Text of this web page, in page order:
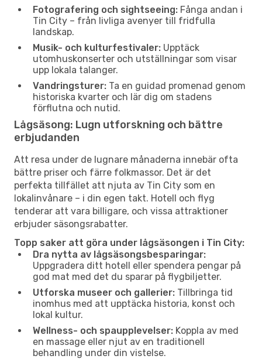
Fotografering och sightseeing: Fånga andan i
Tin City – från livliga avenyer till fridfulla
landskap.
Musik- och kulturfestivaler: Upptäck
utomhuskonserter och utställningar som visar
upp lokala talanger.
Vandringsturer: Ta en guidad promenad genom
historiska kvarter och lär dig om stadens
förflutna och nutid.
Lågsäsong: Lugn utforskning och bättre
erbjudanden
Att resa under de lugnare månaderna innebär ofta
bättre priser och färre folkmassor. Det är det
perfekta tillfället att njuta av Tin City som en
lokalinvånare – i din egen takt. Hotell och flyg
tenderar att vara billigare, och vissa attraktioner
erbjuder säsongsrabatter.
Topp saker att göra under lågsäsongen i Tin City:
Dra nytta av lågsäsongsbesparingar:
Uppgradera ditt hotell eller spendera pengar på
god mat med det du sparar på flygbiljetter.
Utforska museer och gallerier: Tillbringa tid
inomhus med att upptäcka historia, konst och
lokal kultur.
Wellness- och spaupplevelser: Koppla av med
en massage eller njut av en traditionell
behandling under din vistelse.